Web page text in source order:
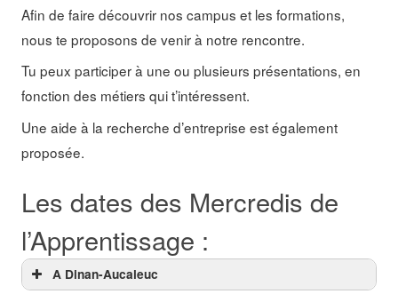
Afin de faire découvrir nos campus et les formations,
nous te proposons de venir à notre rencontre.
Tu peux participer à une ou plusieurs présentations, en
fonction des métiers qui t’intéressent.
Une aide à la recherche d’entreprise est également
proposée.
Les dates des Mercredis de
l’Apprentissage :
A Dinan-Aucaleuc